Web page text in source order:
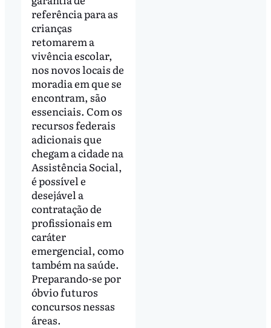
referência para as
crianças
retomarem a
vivência escolar,
nos novos locais de
moradia em que se
encontram, são
essenciais. Com os
recursos federais
adicionais que
chegam a cidade na
Assistência Social,
é possível e
desejável a
contratação de
profissionais em
caráter
emergencial, como
também na saúde.
Preparando-se por
óbvio futuros
concursos nessas
áreas.